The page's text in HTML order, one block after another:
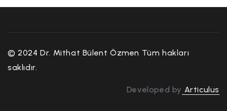
© 2024 Dr. Mithat Bülent Özmen Tüm hakları
saklıdır.
Developed by Articulus